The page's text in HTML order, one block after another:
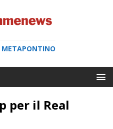
METAPONTINO
per il Real